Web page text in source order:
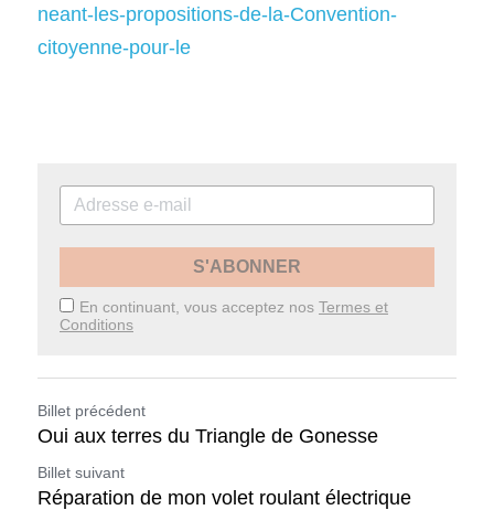
neant-les-propositions-de-la-Convention-
citoyenne-pour-le
S'ABONNER
En continuant, vous acceptez nos Termes et
Conditions
Billet précédent
Oui aux terres du Triangle de Gonesse
Billet suivant
Réparation de mon volet roulant électrique